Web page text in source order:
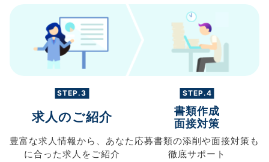
STEP.3
求人のご紹介
豊富な求人情報から、 あなた
に合った求人を ご紹介
STEP.4
書類作成
面接対策
応募書類の添削や面接対策も
徹底サポート